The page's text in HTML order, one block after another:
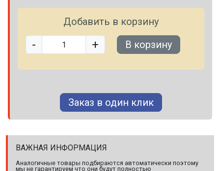
Добавить в корзину
- + В корзину
Заказ в один клик
ВАЖНАЯ ИНФОРМАЦИЯ
Аналогичные товары подбираются автоматически поэтому
мы не гарантируем что они будут полностью